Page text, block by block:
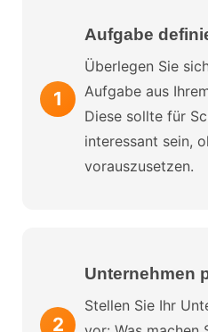
Aufgabe
Überlegen Sie
Aufgabe aus
Diese sollte für
interessant sein,
vorauszusetzen.
Unternehmen
Stellen Sie Ihr